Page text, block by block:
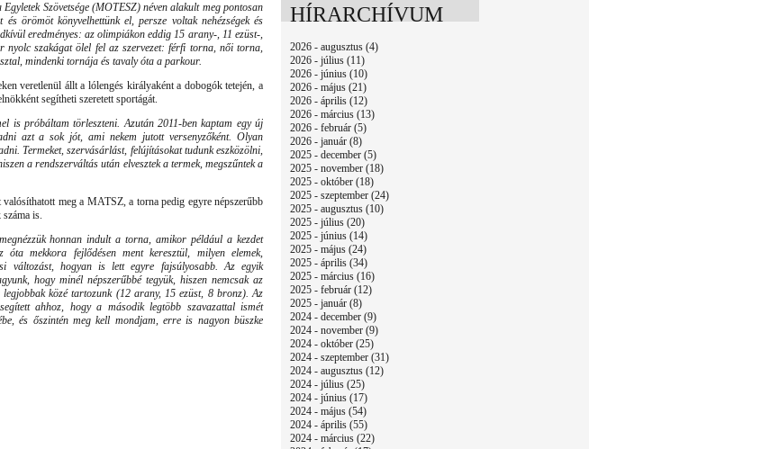
Szövetsége (MOTESZ) néven alakult meg pontosan
örömöt könyvelhettünk el, persze voltak nehézségek és
eredményes: az olimpiákon eddig 15 arany-, 11 ezüst-,
nyolc szakágat ölel fel az szervezet: férfi torna, női torna,
mindenki tornája és tavaly óta a parkour.
veretlenül állt a lólengés királyaként a dobogók tetején, a
segítheti szeretett sportágát.
is próbáltam törleszteni. Azután 2011-ben kaptam egy új
azt a sok jót, ami nekem jutott versenyzőként. Olyan
Termeket, szervásárlást, felújításokat tudunk eszközölni,
a rendszerváltás után elvesztek a termek, megszűntek a
meg a MATSZ, a torna pedig egyre népszerűbb
is.
honnan indult a torna, amikor például a kezdet
óta mekkora fejlődésen ment keresztül, milyen elemek,
változást, hogyan is lett egyre fajsúlyosabb. Az egyik
hogy minél népszerűbbé tegyük, hiszen nemcsak az
közé tartozunk (12 arany, 15 ezüst, 8 bronz). Az
ahhoz, hogy a második legtöbb szavazattal ismét
és őszintén meg kell mondjam, erre is nagyon büszke
HÍRARCHÍVUM
2026 - augusztus (4)
2026 - július (11)
2026 - június (10)
2026 - május (21)
2026 - április (12)
2026 - március (13)
2026 - február (5)
2026 - január (8)
2025 - december (5)
2025 - november (18)
2025 - október (18)
2025 - szeptember (24)
2025 - augusztus (10)
2025 - július (20)
2025 - június (14)
2025 - május (24)
2025 - április (34)
2025 - március (16)
2025 - február (12)
2025 - január (8)
2024 - december (9)
2024 - november (9)
2024 - október (25)
2024 - szeptember (31)
2024 - augusztus (12)
2024 - július (25)
2024 - június (17)
2024 - május (54)
2024 - április (55)
2024 - március (22)